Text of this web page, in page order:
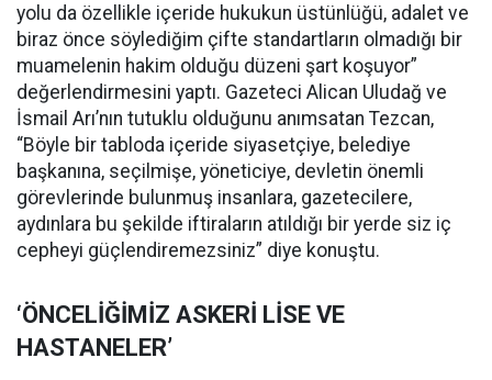
yolu da özellikle içeride hukukun üstünlüğü, adalet ve
biraz önce söylediğim çifte standartların olmadığı bir
muamelenin hakim olduğu düzeni şart koşuyor”
değerlendirmesini yaptı. Gazeteci Alican Uludağ ve
İsmail Arı’nın tutuklu olduğunu anımsatan Tezcan,
“Böyle bir tabloda içeride siyasetçiye, belediye
başkanına, seçilmişe, yöneticiye, devletin önemli
görevlerinde bulunmuş insanlara, gazetecilere,
aydınlara bu şekilde iftiraların atıldığı bir yerde siz iç
cepheyi güçlendiremezsiniz” diye konuştu.
‘ÖNCELİĞİMİZ ASKERİ LİSE VE
HASTANELER’